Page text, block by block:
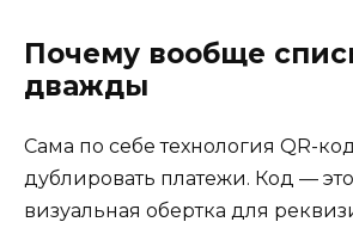
Почему вообще
дважды
Сама по себе технология QR-
дублировать платежи. Код —
визуальная обертка для